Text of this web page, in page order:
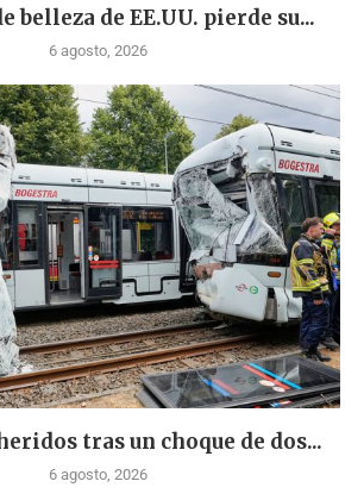
belleza de EE.UU. pierde su...
6 agosto, 2026
tras un choque de dos...
6 agosto, 2026